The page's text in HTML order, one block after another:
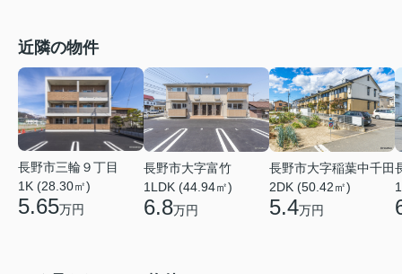
近隣の物件
長野市三輪９丁目
1K (28.30㎡)
5.65万円
長野市大字富竹
1LDK (44.94㎡)
6.8万円
長野市大字稲葉中千田
2DK (50.42㎡)
5.4万円